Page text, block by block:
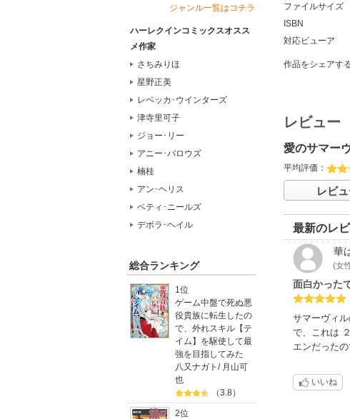
ジャンル一覧はコチラ
ハーレクインコミックスオスス
メ作家
さちみりほ
星野正美
レベッカ･ウインターズ
津寺里可子
ジョー･リー
アニー･バロウズ
楠桂
アン･ヘリス
ベティ･ニールズ
デボラ･ヘイル
総合ランキング
1位
ゲーム中盤で死ぬ悪
役貴族に転生したの
で、外れスキル【テ
イム】を駆使して最
強を目指してみた
八又ナガト / 月山可
也
（3.8）
2位
ファイルサイズ
ISBN
対応ビューア
作品をシェアす
レビュー
愛のサマー
平均評価：
レビ
最新のレ
華
(女
面白かった
サマーヴィ
で、これは
エンだった
いいね